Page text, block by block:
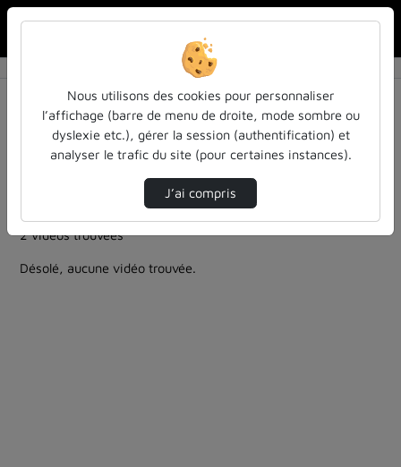
Résultats de la recherche
Filtres actifs (cliquer pour en retirer) :
pleiades
pleiades
ia-lintelligence-artificielle-approches-et-usages-a-
2 vidéos trouvées
Désolé, aucune vidéo trouvée.
Nous utilisons des cookies pour personnaliser
l’affichage (barre de menu de droite, mode sombre ou
dyslexie etc.), gérer la session (authentification) et
analyser le trafic du site (pour certaines instances).
J’ai compris